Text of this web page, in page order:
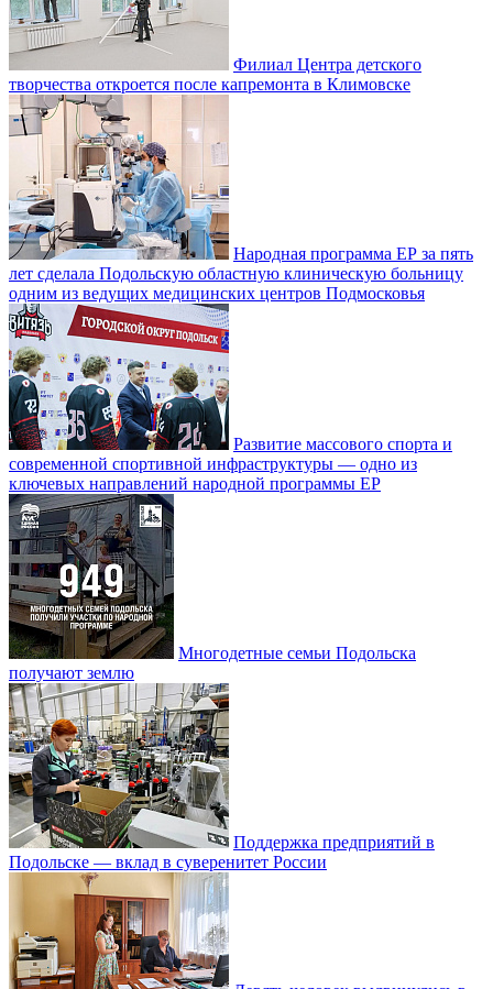
Филиал Центра детского
творчества откроется после капремонта в Климовске
Народная программа ЕР за пять
лет сделала Подольскую областную клиническую больницу
одним из ведущих медицинских центров Подмосковья
Развитие массового спорта и
современной спортивной инфраструктуры — одно из
ключевых направлений народной программы ЕР
Многодетные семьи Подольска
получают землю
Поддержка предприятий в
Подольске — вклад в суверенитет России